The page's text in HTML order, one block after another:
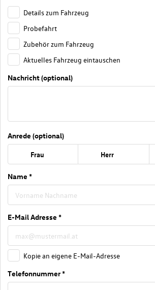
Details zum Fahrzeug
Probefahrt
Zubehör zum Fahrzeug
Aktuelles Fahrzeug eintauschen
Nachricht (optional)
Anrede (optional)
Frau Herr
Name *
E-Mail Adresse *
Kopie an eigene E-Mail-Adresse
Telefonnummer *